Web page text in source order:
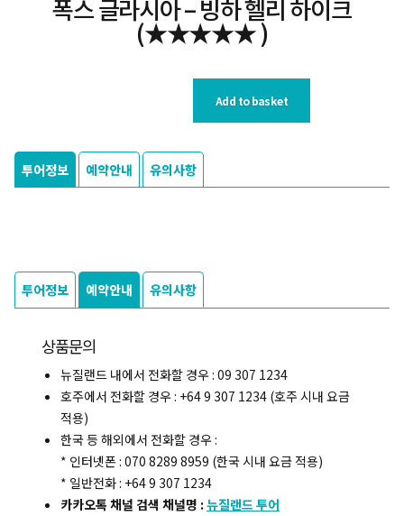
폭스 글라시아 – 빙하 헬리 하이크
(★★★★★ )
Add to basket
투어정보 예약안내 유의사항
투어정보 예약안내 유의사항
상품문의
뉴질랜드 내에서 전화할 경우 : 09 307 1234
호주에서 전화할 경우 : +64 9 307 1234 (호주 시내 요금
적용)
한국 등 해외에서 전화할 경우 :
* 인터넷폰 : 070 8289 8959 (한국 시내 요금 적용)
* 일반전화 : +64 9 307 1234
카카오톡 채널 검색 채널명 : 뉴질랜드 투어